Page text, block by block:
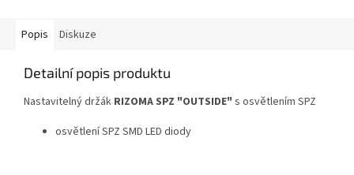
Popis Diskuze
Detailní popis produktu
Nastavitelný držák RIZOMA SPZ "OUTSIDE" s osvětlením SPZ
osvětlení SPZ SMD LED diody